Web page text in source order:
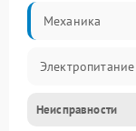
Механика
Электропитание
Неисправности